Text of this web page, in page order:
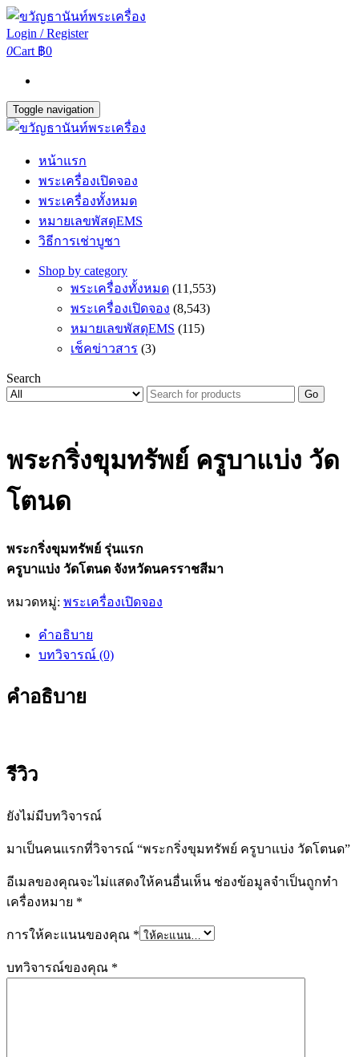
Login / Register
0Cart ฿0
Toggle navigation
หน้าแรก
พระเครื่องเปิดจอง
พระเครื่องทั้งหมด
หมายเลขพัสดุEMS
วิธีการเช่าบูชา
Shop by category
พระเครื่องทั้งหมด (11,553)
พระเครื่องเปิดจอง (8,543)
หมายเลขพัสดุEMS (115)
เช็คข่าวสาร (3)
Search
Go
พระกริ่งขุมทรัพย์ ครูบาแบ่ง วัด
โตนด
พระกริ่งขุมทรัพย์ รุ่นแรก
ครูบาแบ่ง วัดโตนด จังหวัดนครราชสีมา
หมวดหมู่: พระเครื่องเปิดจอง
คำอธิบาย
บทวิจารณ์ (0)
คำอธิบาย
รีวิว
ยังไม่มีบทวิจารณ์
มาเป็นคนแรกที่วิจารณ์ “พระกริ่งขุมทรัพย์ ครูบาแบ่ง วัดโตนด”
อีเมลของคุณจะไม่แสดงให้คนอื่นเห็น ช่องข้อมูลจำเป็นถูกทำ
เครื่องหมาย *
การให้คะแนนของคุณ *
บทวิจารณ์ของคุณ *